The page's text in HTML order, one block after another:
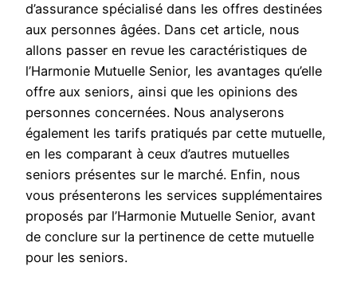
d’assurance spécialisé dans les offres destinées
aux personnes âgées. Dans cet article, nous
allons passer en revue les caractéristiques de
l’Harmonie Mutuelle Senior, les avantages qu’elle
offre aux seniors, ainsi que les opinions des
personnes concernées. Nous analyserons
également les tarifs pratiqués par cette mutuelle,
en les comparant à ceux d’autres mutuelles
seniors présentes sur le marché. Enfin, nous
vous présenterons les services supplémentaires
proposés par l’Harmonie Mutuelle Senior, avant
de conclure sur la pertinence de cette mutuelle
pour les seniors.